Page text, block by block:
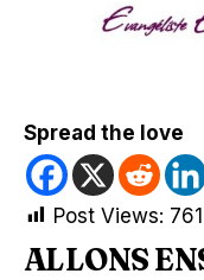
Spread the love
Post Views: 761
ALLONS